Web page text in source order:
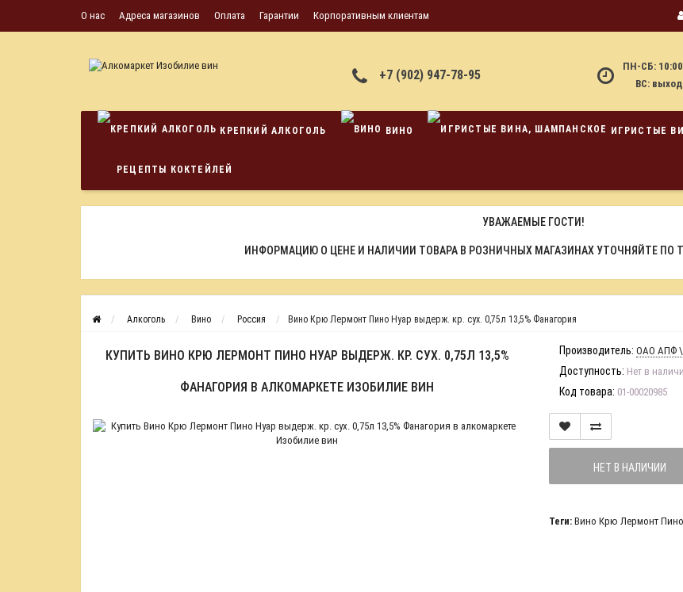
О нас Адреса магазинов Оплата Гарантии Корпоративным клиентам
+7 (902) 947-78-95
ПН-СБ:
ВС:
КРЕПКИЙ АЛКОГОЛЬ ВИНО ИГРИСТЫЕ
РЕЦЕПТЫ КОКТЕЙЛЕЙ
УВАЖАЕМЫЕ ГОСТИ!
ИНФОРМАЦИЮ О ЦЕНЕ И НАЛИЧИИ ТОВАРА В РОЗНИЧНЫХ МАГАЗИНАХ УТОЧНЯЙТЕ ПО
Алкоголь Вино Россия Вино Крю Лермонт Пино Нуар выдерж. кр. сух. 0,75л 13,5% Фанагория
КУПИТЬ ВИНО КРЮ ЛЕРМОНТ ПИНО НУАР ВЫДЕРЖ. КР. СУХ. 0,75Л 13,5%
ФАНАГОРИЯ В АЛКОМАРКЕТЕ ИЗОБИЛИЕ ВИН
Производитель: ОАО АПФ
Доступность: Нет в
Код товара: 01-00020985
НЕТ В НАЛИЧИИ
Теги: Вино Крю Лермонт